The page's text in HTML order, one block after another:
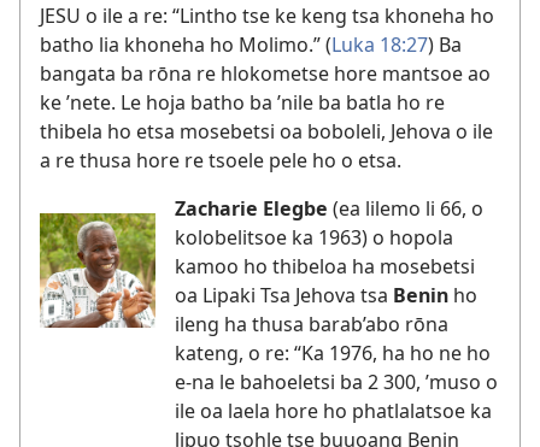
JESU o ile a re: “Lintho tse ke keng tsa khoneha ho
batho lia khoneha ho Molimo.” (Luka 18:27) Ba
bangata ba rōna re hlokometse hore mantsoe ao
ke ’nete. Le hoja batho ba ’nile ba batla ho re
thibela ho etsa mosebetsi oa boboleli, Jehova o ile
a re thusa hore re tsoele pele ho o etsa.
Zacharie Elegbe (ea lilemo li 66, o
kolobelitsoe ka 1963) o hopola
kamoo ho thibeloa ha mosebetsi
oa Lipaki Tsa Jehova tsa Benin ho
ileng ha thusa barab’abo rōna
kateng, o re: “Ka 1976, ha ho ne ho
e-na le bahoeletsi ba 2 300, ’muso o
ile oa laela hore ho phatlalatsoe ka
lipuo tsohle tse buuoang Benin